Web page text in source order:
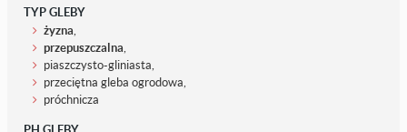
TYP GLEBY
żyzna
przepuszczalna
piaszczysto-gliniasta,
przeciętna gleba ogrodowa,
próchnicza